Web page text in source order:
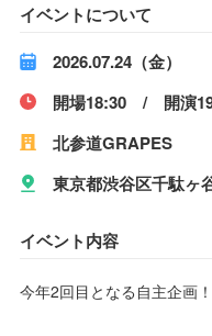
イベントについて
2026.07.24（金）
開場18:30 / 開演
北参道GRAPES
東京都渋谷区千駄ヶ
イベント内容
今年2回目となる自主企画！